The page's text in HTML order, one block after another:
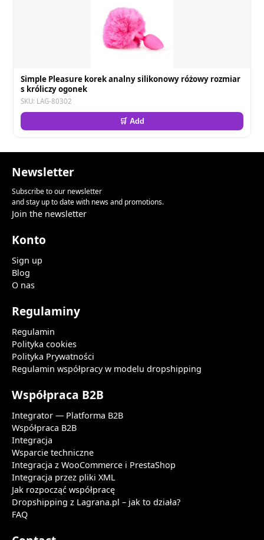
Simple Pleasure korek analny silikonowy różowy rozmiar
s króliczy ogonek
SKU: LAG-80302
🛒 Add
Newsletter
Subscribe to our newsletter
and stay up to date with news and promotions.
Join the newsletter
Konto
Sign up
Blog
O nas
Regulaminy
Regulamin
Polityka cookies
Polityka Prywatności
Regulamin współpracy w modelu dropshipping
Współpraca B2B
Integrator — Platforma B2B
Współpraca B2B
Integracja
Wsparcie techniczne
Integracja z WooCommerce i PrestaShop
Integracja przez pliki XML
Jak rozpocząć współpracę
Dropshipping z Lagrana.pl – jak to działa?
FAQ